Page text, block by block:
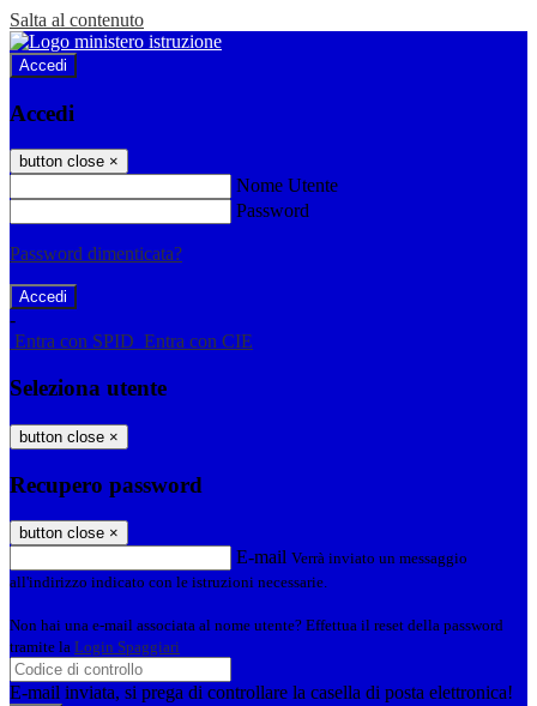
Salta al contenuto
Accedi
Accedi
button close ×
Nome Utente
Password
Password dimenticata?
-
Entra con SPID Entra con CIE
Seleziona utente
button close ×
Recupero password
button close ×
E-mail Verrà inviato un messaggio
all'indirizzo indicato con le istruzioni necessarie.
Non hai una e-mail associata al nome utente? Effettua il reset della password
tramite la Login Spaggiari
E-mail inviata, si prega di controllare la casella di posta elettronica!